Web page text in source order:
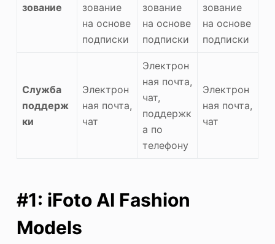
зование
зование
на основе
подписки
зование
на основе
подписки
зование
на основе
подписки
Служба
поддерж
ки
Электрон
ная почта,
чат
Электрон
ная почта,
чат,
поддержк
а по
телефону
Электрон
ная почта,
чат
#1: iFoto AI Fashion
Models